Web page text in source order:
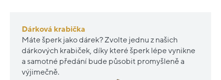
Dárková krabička
Máte šperk jako dárek? Zvolte jednu z našich
dárkových krabiček, díky které šperk lépe vynikne
a samotné předání bude působit promyšleně a
výjimečně.